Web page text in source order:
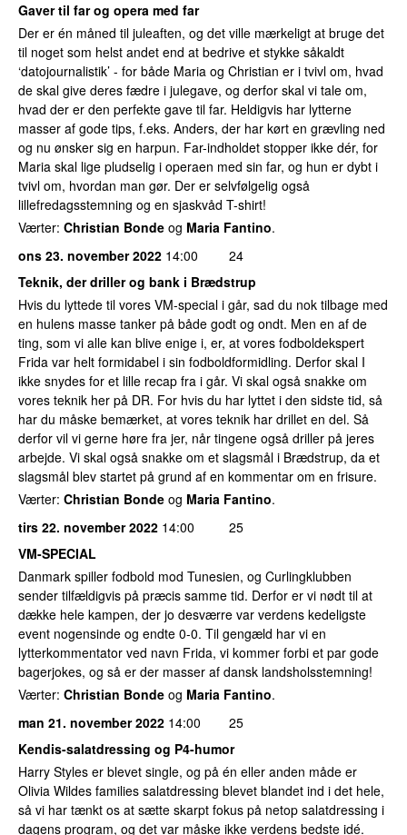
Gaver til far og opera med far
Der er én måned til juleaften, og det ville mærkeligt at bruge det
til noget som helst andet end at bedrive et stykke såkaldt
‘datojournalistik’ - for både Maria og Christian er i tvivl om, hvad
de skal give deres fædre i julegave, og derfor skal vi tale om,
hvad der er den perfekte gave til far. Heldigvis har lytterne
masser af gode tips, f.eks. Anders, der har kørt en grævling ned
og nu ønsker sig en harpun. Far-indholdet stopper ikke dér, for
Maria skal lige pludselig i operaen med sin far, og hun er dybt i
tvivl om, hvordan man gør. Der er selvfølgelig også
lillefredagsstemning og en sjaskvåd T-shirt!
Værter: Christian Bonde og Maria Fantino.
ons 23. november 2022 14:00
24
Teknik, der driller og bank i Brædstrup
Hvis du lyttede til vores VM-special i går, sad du nok tilbage med
en hulens masse tanker på både godt og ondt. Men en af de
ting, som vi alle kan blive enige i, er, at vores fodboldekspert
Frida var helt formidabel i sin fodboldformidling. Derfor skal I
ikke snydes for et lille recap fra i går. Vi skal også snakke om
vores teknik her på DR. For hvis du har lyttet i den sidste tid, så
har du måske bemærket, at vores teknik har drillet en del. Så
derfor vil vi gerne høre fra jer, når tingene også driller på jeres
arbejde. Vi skal også snakke om et slagsmål i Brædstrup, da et
slagsmål blev startet på grund af en kommentar om en frisure.
Værter: Christian Bonde og Maria Fantino.
tirs 22. november 2022 14:00
25
VM-SPECIAL
Danmark spiller fodbold mod Tunesien, og Curlingklubben
sender tilfældigvis på præcis samme tid. Derfor er vi nødt til at
dække hele kampen, der jo desværre var verdens kedeligste
event nogensinde og endte 0-0. Til gengæld har vi en
lytterkommentator ved navn Frida, vi kommer forbi et par gode
bagerjokes, og så er der masser af dansk landsholsstemning!
Værter: Christian Bonde og Maria Fantino.
man 21. november 2022 14:00
25
Kendis-salatdressing og P4-humor
Harry Styles er blevet single, og på én eller anden måde er
Olivia Wildes families salatdressing blevet blandet ind i det hele,
så vi har tænkt os at sætte skarpt fokus på netop salatdressing i
dagens program, og det var måske ikke verdens bedste idé.